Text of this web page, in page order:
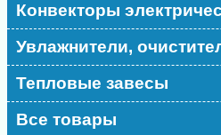
Конвекторы
Увлажнители,
Тепловые завесы
Все товары